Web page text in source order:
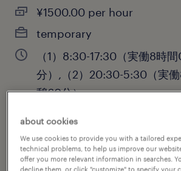
¥1500.00 per hour
temporary
（1）8:30-17:30（実働8時
分）,（2）20:30-5:30（実
憩60分）
job category
warehousing & distribution
about cookies
We use cookies to provide you with a tailored
technical problems, to help us improve our
offer you more relevant information in searches.
decline them, or click "customize" to specify your